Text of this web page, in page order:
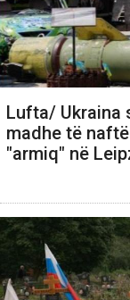
Lufta/ Ukraina
madhe të
"armiq" në